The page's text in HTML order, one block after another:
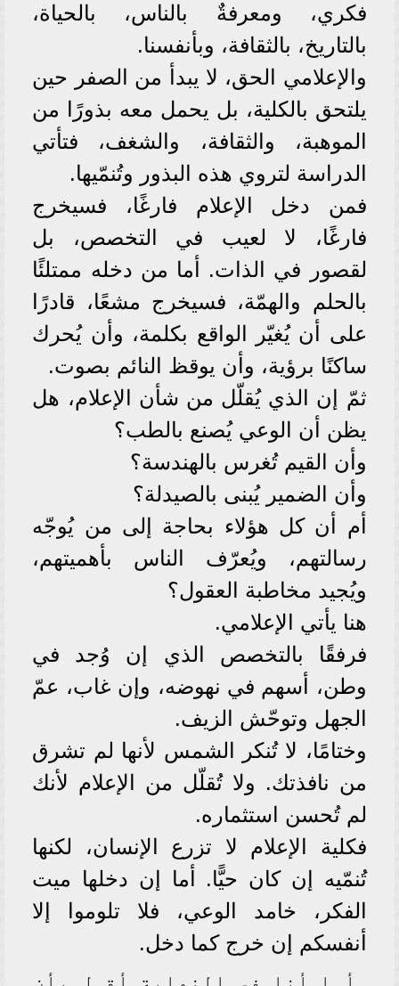
فكري، ومعرفةٌ بالناس، بالحياة،
بالتاريخ، بالثقافة، وبأنفسنا.
والإعلامي الحق، لا يبدأ من الصفر حين
يلتحق بالكلية، بل يحمل معه بذورًا من
الموهبة، والثقافة، والشغف، فتأتي
الدراسة لتروي هذه البذور وتُنمّيها.
فمن دخل الإعلام فارغًا، فسيخرج
فارغًا، لا لعيب في التخصص، بل
لقصور في الذات. أما من دخله ممتلئًا
بالحلم والهمّة، فسيخرج مشعًا، قادرًا
على أن يُغيّر الواقع بكلمة، وأن يُحرك
ساكنًا برؤية، وأن يوقظ النائم بصوت.
ثمّ إن الذي يُقلّل من شأن الإعلام، هل
يظن أن الوعي يُصنع بالطب؟
وأن القيم تُغرس بالهندسة؟
وأن الضمير يُبنى بالصيدلة؟
أم أن كل هؤلاء بحاجة إلى من يُوجّه
رسالتهم، ويُعرّف الناس بأهميتهم،
ويُجيد مخاطبة العقول؟
هنا يأتي الإعلامي.
فرفقًا بالتخصص الذي إن وُجد في
وطن، أسهم في نهوضه، وإن غاب، عمّ
الجهل وتوحّش الزيف.
وختامًا، لا تُنكر الشمس لأنها لم تشرق
من نافذتك. ولا تُقلّل من الإعلام لأنك
لم تُحسن استثماره.
فكلية الإعلام لا تزرع الإنسان، لكنها
تُنمّيه إن كان حيًّا. أما إن دخلها ميت
الفكر، خامد الوعي، فلا تلوموا إلا
أنفسكم إن خرج كما دخل.